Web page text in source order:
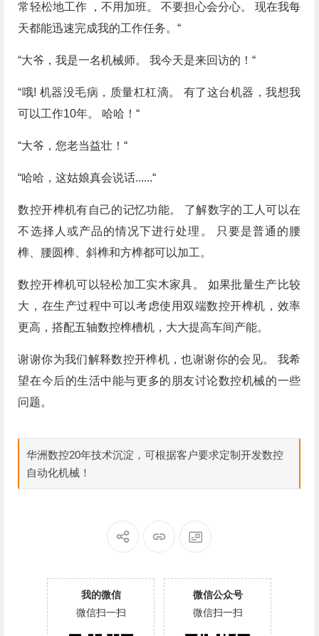
常轻松地工作 ，不用加班。 不要担心会分心。 现在我每
天都能迅速完成我的工作任务。“
“大爷，我是一名机械师。 我今天是来回访的！“
“哦! 机器没毛病，质量杠杠滴。 有了这台机器，我想我
可以工作10年。 哈哈！“
“大爷，您老当益壮！“
“哈哈，这姑娘真会说话......“
数控开榫机有自己的记忆功能。 了解数字的工人可以在
不选择人或产品的情况下进行处理。 只要是普通的腰
榫、腰圆榫、斜榫和方榫都可以加工。
数控开榫机可以轻松加工实木家具。 如果批量生产比较
大，在生产过程中可以考虑使用双端数控开榫机，效率
更高，搭配五轴数控榫槽机，大大提高车间产能。
谢谢你为我们解释数控开榫机，也谢谢你的会见。 我希
望在今后的生活中能与更多的朋友讨论数控机械的一些
问题。
华洲数控20年技术沉淀，可根据客户要求定制开发数控
自动化机械！
我的微信
微信扫一扫
微信公众号
微信扫一扫